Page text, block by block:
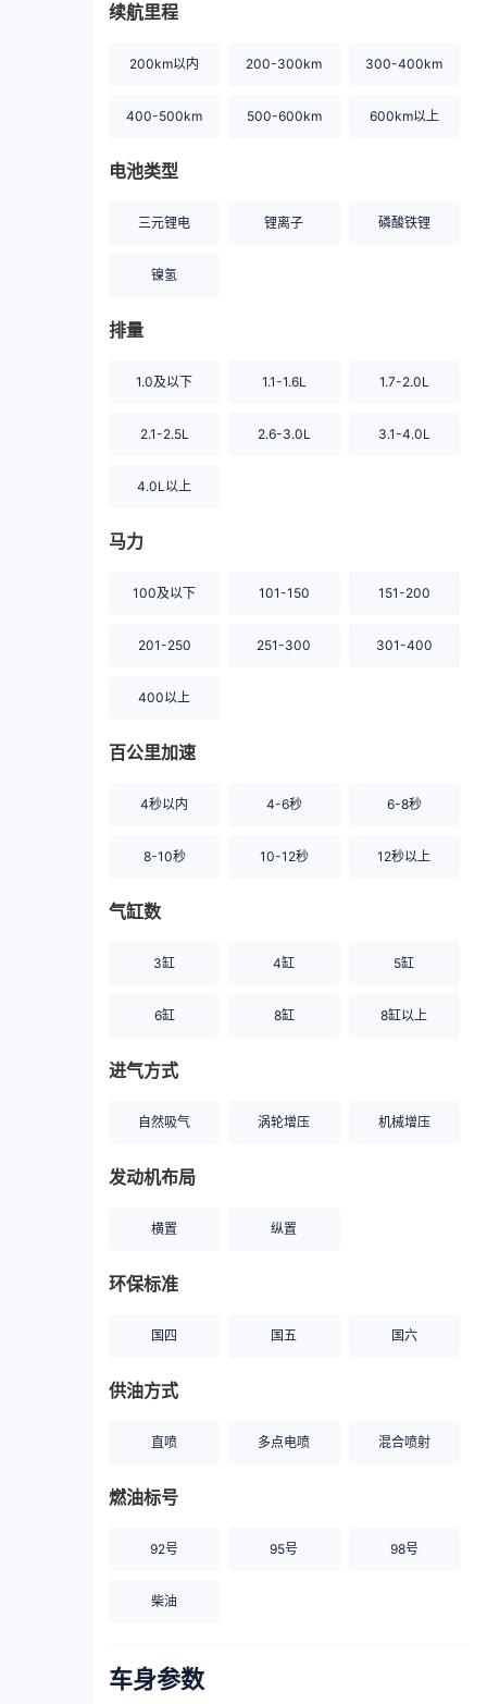
续航里程
200km以内 200-300km 300-400km
400-500km 500-600km 600km以上
电池类型
三元锂电 锂离子 磷酸铁锂
镍氢
排量
1.0及以下 1.1-1.6L 1.7-2.0L
2.1-2.5L 2.6-3.0L 3.1-4.0L
4.0L以上
马力
100及以下 101-150 151-200
201-250 251-300 301-400
400以上
百公里加速
4秒以内 4-6秒 6-8秒
8-10秒 10-12秒 12秒以上
气缸数
3缸 4缸 5缸
6缸 8缸 8缸以上
进气方式
自然吸气 涡轮增压 机械增压
发动机布局
横置 纵置
环保标准
国四 国五 国六
供油方式
直喷 多点电喷 混合喷射
燃油标号
92号 95号 98号
柴油
车身参数